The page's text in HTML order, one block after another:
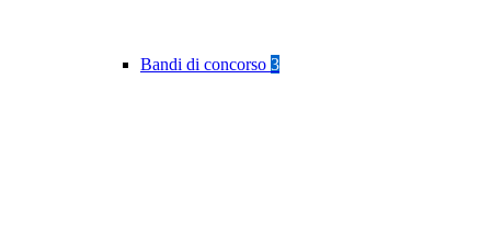
Bandi di concorso 3